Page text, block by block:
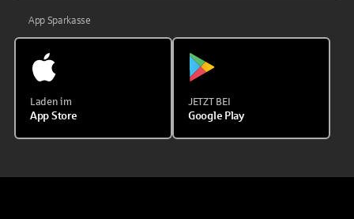
App Sparkasse
Laden im
App Store
JETZT BEI
Google Play